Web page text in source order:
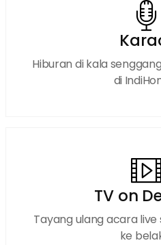
Hiburan di kala
di
TV on
Tayang ulang acara
ke